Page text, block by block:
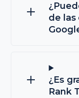
de las
¿Es
Rank